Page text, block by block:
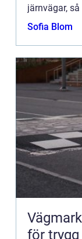
järnvägar,
på många
Sofia Blom
för